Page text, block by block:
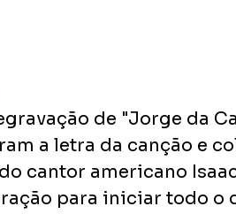
de "Jorge da
a letra da canção e
cantor americano
para iniciar todo o